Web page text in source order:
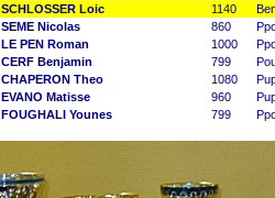
SCHLOSSER Loic 1140
SEME Nicolas 860
LE PEN Roman 1000
CERF Benjamin 799
CHAPERON Theo 1080
EVANO Matisse 960
FOUGHALI Younes 799